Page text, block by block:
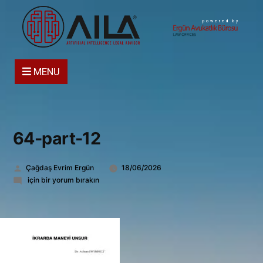
powered by
MENU
64-part-12
Gönderen:
Çağdaş Evrim Ergün
18/06/2026
64-
için bir yorum bırakın